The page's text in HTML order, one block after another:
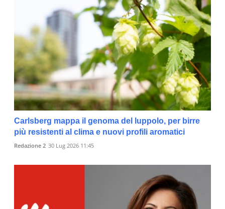
Carlsberg mappa il genoma del luppolo, per birre
più resistenti al clima e nuovi profili aromatici
Redazione 2 30 Lug 2026 11:45